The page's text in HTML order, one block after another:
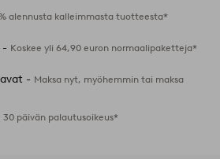
alennusta kalleimmasta tuotteesta*
- Koskee yli 64,90 euron normaalipaketteja*
- Maksa nyt, myöhemmin tai maksa
30 päivän palautusoikeus*